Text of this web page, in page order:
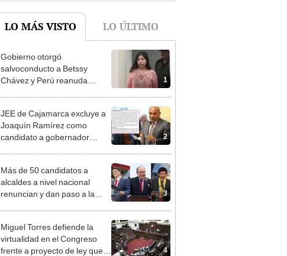
LO MÁS VISTO LO ÚLTIMO
1
Gobierno otorgó
salvoconducto a Betssy
Chávez y Perú reanuda
2
JEE de Cajamarca excluye a
Joaquín Ramírez como
candidato a gobernador
3
Más de 50 candidatos a
alcaldes a nivel nacional
renuncian y dan paso a la
4
Miguel Torres defiende la
virtualidad en el Congreso
frente a proyecto de ley que